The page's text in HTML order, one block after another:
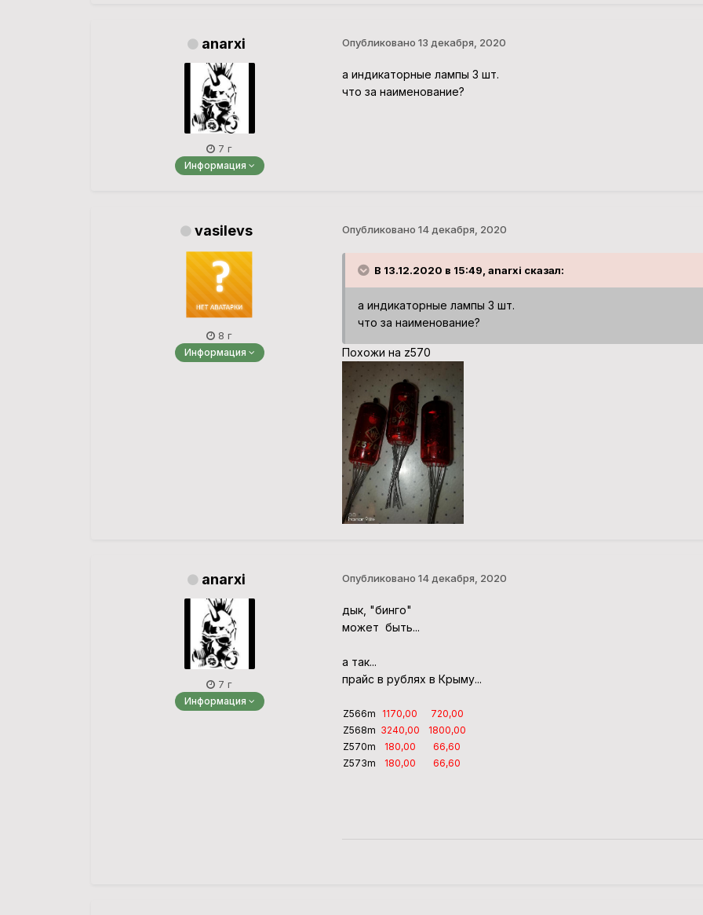
anarxi
7 г
Информация
Опубликовано 13 декабря, 2020
а индикаторные лампы 3 шт.
что за наименование?
vasilevs
8 г
Информация
Опубликовано 14 декабря, 2020
В 13.12.2020 в 15:49, anarxi сказал:
а индикаторные лампы 3 шт.
что за наименование?
Похожи на z570
anarxi
7 г
Информация
Опубликовано 14 декабря, 2020
дык, "бинго"
может быть...
а так...
прайс в рублях в Крыму...
Z566m 1170,00
720,00
Z568m 3240,00
1800,00
Z570m
180,00
66,60
Z573m
180,00 66,60